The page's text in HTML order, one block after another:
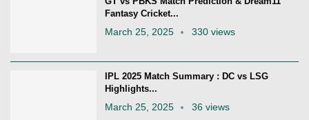
Fantasy Cricket...
March 25, 2025 330 views
IPL 2025 Match Summary : DC vs LSG
Highlights...
March 25, 2025 36 views